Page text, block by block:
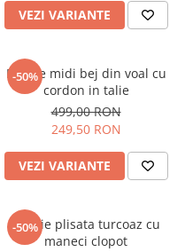
VEZI VARIANTE
-50%
Rochie midi bej din voal cu
cordon in talie
499,00 RON
249,50 RON
VEZI VARIANTE
-50%
Rochie plisata turcoaz cu
maneci clopot